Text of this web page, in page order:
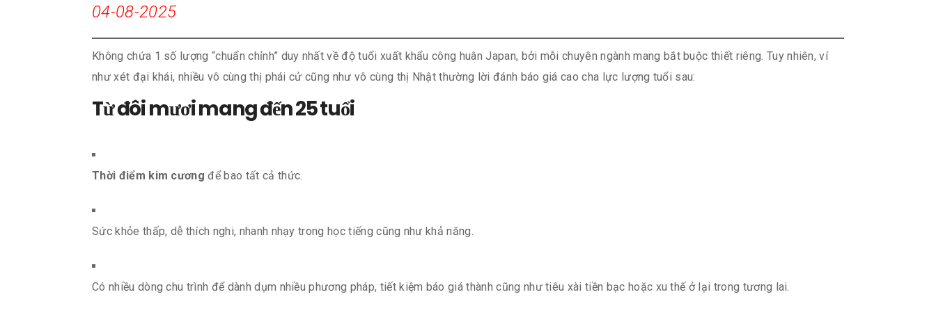
04-08-2025
Không chứa 1 số lượng “chuẩn chỉnh” duy nhất về độ tuổi xuất khẩu công huân Japan, bởi mỗi chuyên ngành mang bắt buộc thiết riêng. Tuy nhiên, ví
như xét đại khái, nhiều vô cùng thị phái cử cũng như vô cùng thị Nhật thường lời đánh báo giá cao cha lực lượng tuổi sau:
Từ đôi mươi mang đến 25 tuổi
Thời điểm kim cương để bao tất cả thức.
Sức khỏe thấp, dễ thích nghi, nhanh nhạy trong học tiếng cũng như khả năng.
Có nhiều dòng chu trình để dành dụm nhiều phương pháp, tiết kiệm báo giá thành cũng như tiêu xài tiền bạc hoặc xu thế ở lại trong tương lai.